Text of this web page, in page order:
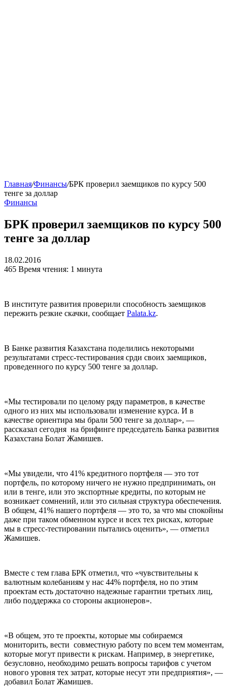
Главная/Финансы/БРК проверил заемщиков по курсу 500
тенге за доллар
Финансы
БРК проверил заемщиков по курсу 500
тенге за доллар
18.02.2016
465 Время чтения: 1 минута
В институте развития проверили способность заемщиков
пережить резкие скачки, сообщает Рalata.kz.
В Банке развития Казахстана поделились некоторыми
результатами стресс-тестирования срди своих заемщиков,
проведенного по курсу 500 тенге за доллар.
«Мы тестировали по целому ряду параметров, в качестве
одного из них мы использовали изменение курса. И в
качестве ориентира мы брали 500 тенге за доллар», —
рассказал сегодня на брифинге председатель Банка развития
Казахстана Болат Жамишев.
«Мы увидели, что 41% кредитного портфеля — это тот
портфель, по которому ничего не нужно предпринимать, он
или в тенге, или это экспортные кредиты, по которым не
возникает сомнений, или это сильная структура обеспечения.
В общем, 41% нашего портфеля — это то, за что мы спокойны
даже при таком обменном курсе и всех тех рисках, которые
мы в стресс-тестировании пытались оценить», — отметил
Жамишев.
Вместе с тем глава БРК отметил, что «чувствительны к
валютным колебаниям у нас 44% портфеля, но по этим
проектам есть достаточно надежные гарантии третьих лиц,
либо поддержка со стороны акционеров».
«В общем, это те проекты, которые мы собираемся
мониторить, вести совместную работу по всем тем моментам,
которые могут привести к рискам. Например, в энергетике,
безусловно, необходимо решать вопросы тарифов с учетом
нового уровня тех затрат, которые несут эти предприятия», —
добавил Болат Жамишев.